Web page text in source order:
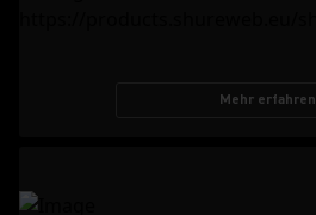
Mehr erfahren